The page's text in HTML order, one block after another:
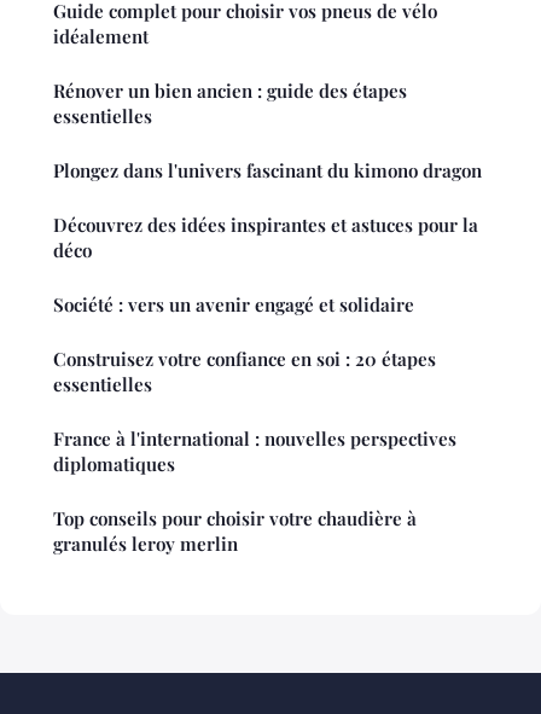
Guide complet pour choisir vos pneus de vélo
idéalement
Rénover un bien ancien : guide des étapes
essentielles
Plongez dans l'univers fascinant du kimono dragon
Découvrez des idées inspirantes et astuces pour la
déco
Société : vers un avenir engagé et solidaire
Construisez votre confiance en soi : 20 étapes
essentielles
France à l'international : nouvelles perspectives
diplomatiques
Top conseils pour choisir votre chaudière à
granulés leroy merlin